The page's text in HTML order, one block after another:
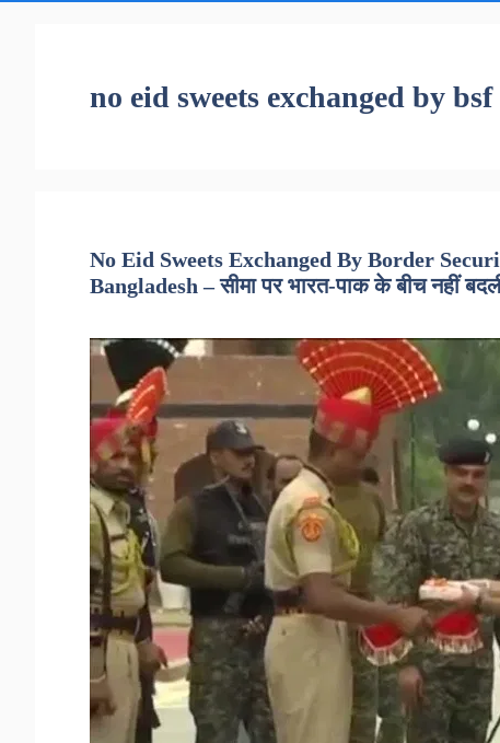
no eid sweets exchanged by bsf
No Eid Sweets Exchanged By Border
Bangladesh – सीमा पर भारत-पाक के बीच नहीं